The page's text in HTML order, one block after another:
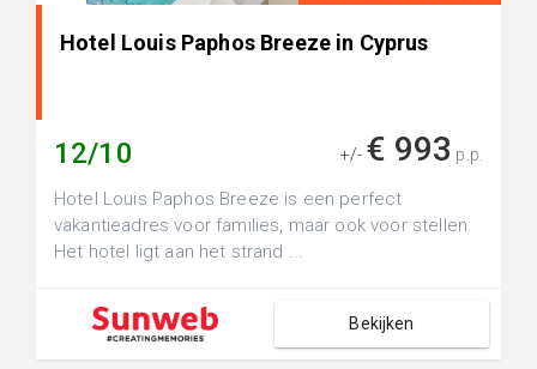
Hotel Louis Paphos Breeze in Cyprus
12/10 +/- € 993 p.p.
Hotel Louis Paphos Breeze is een perfect
vakantieadres voor families, maar ook voor stellen.
Het hotel ligt aan het strand ...
Bekijken